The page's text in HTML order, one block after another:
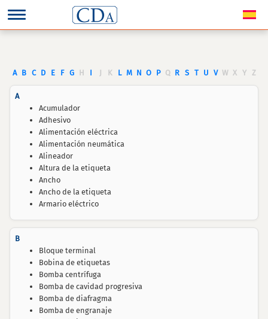
A B C D E F G H I K L M N O P Q R S T U V W X Y Z
A
Acumulador
Adhesivo
Alimentación eléctrica
Alimentación neumática
Alineador
Altura de la etiqueta
Ancho
Ancho de la etiqueta
Armario eléctrico
B
Bloque terminal
Bobina de etiquetas
Bomba centrífuga
Bomba de cavidad progresiva
Bomba de diafragma
Bomba de engranaje